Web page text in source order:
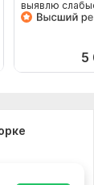
выявлю
места,
5